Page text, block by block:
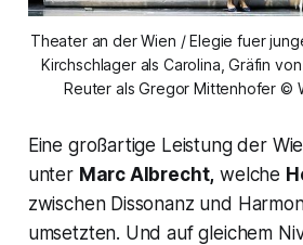
Theater an der Wien / Elegie fuer
Kirchschlager als Carolina, Gräfin
Reuter als Gregor Mittenhofer ©
Eine großartige Leistung der
unter Marc Albrecht, welche
zwischen Dissonanz und
umsetzten. Und auf gleichem